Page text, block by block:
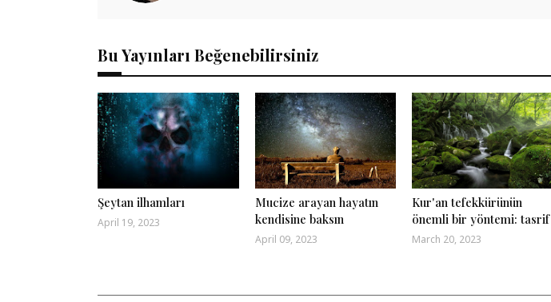
Bu Yayınları Beğenebilirsiniz
Şeytan ilhamları
April 19, 2023
Mucize arayan hayatın
kendisine baksın
April 09, 2023
Kur'an tefekkürünün
önemli bir yöntemi: tasrif
March 20, 2023